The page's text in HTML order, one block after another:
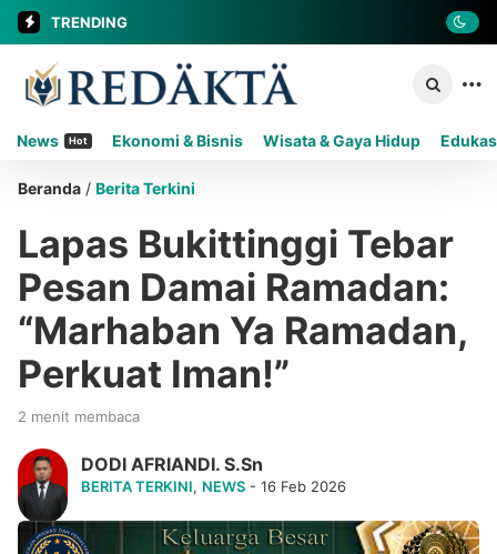
TRENDING
News Hot Ekonomi & Bisnis Wisata & Gaya Hidup
Beranda / Berita Terkini
Lapas Bukittinggi Tebar
Pesan Damai Ramadan:
“Marhaban Ya Ramadan,
Perkuat Iman!”
2 menit membaca
DODI AFRIANDI. S.Sn
BERITA TERKINI, NEWS - 16 Feb 2026